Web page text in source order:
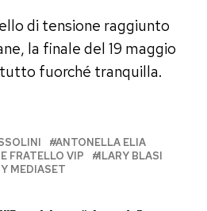
di tensione raggiunto
la finale del 19 maggio
fuorché tranquilla.
ANTONELLA ELIA
FRATELLO VIP
ILARY BLASI
MEDIASET